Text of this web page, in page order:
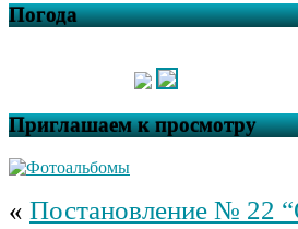
Погода
Приглашаем к просмотру
« Постановление № 22